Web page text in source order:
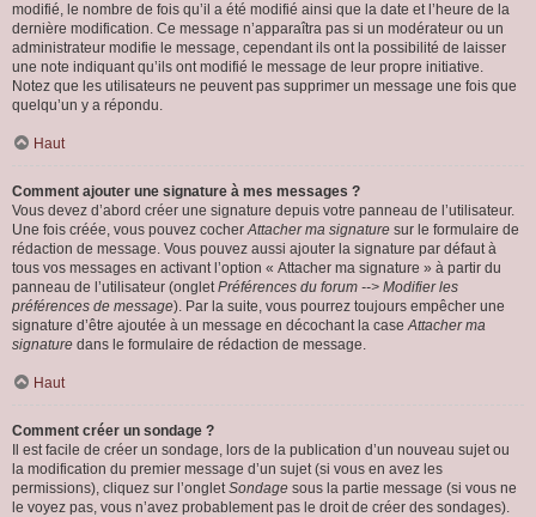
modifié, le nombre de fois qu’il a été modifié ainsi que la date et l’heure de la
dernière modification. Ce message n’apparaîtra pas si un modérateur ou un
administrateur modifie le message, cependant ils ont la possibilité de laisser
une note indiquant qu’ils ont modifié le message de leur propre initiative.
Notez que les utilisateurs ne peuvent pas supprimer un message une fois que
quelqu’un y a répondu.
Haut
Comment ajouter une signature à mes messages ?
Vous devez d’abord créer une signature depuis votre panneau de l’utilisateur.
Une fois créée, vous pouvez cocherAttacher ma signature sur le formulaire de
rédaction de message. Vous pouvez aussi ajouter la signature par défaut à
tous vos messages en activant l’option « Attacher ma signature » à partir du
panneau de l’utilisateur (ongletPréférences du forum --> Modifier les
préférences de message). Par la suite, vous pourrez toujours empêcher une
signature d’être ajoutée à un message en décochant la caseAttacher ma
signature dans le formulaire de rédaction de message.
Haut
Comment créer un sondage ?
Il est facile de créer un sondage, lors de la publication d’un nouveau sujet ou
la modification du premier message d’un sujet (si vous en avez les
permissions), cliquez sur l’ongletSondage sous la partie message (si vous ne
le voyez pas, vous n’avez probablement pas le droit de créer des sondages).